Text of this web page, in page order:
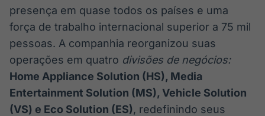
presença em quase todos os países e uma
força de trabalho internacional superior a 75 mil
pessoas. A companhia reorganizou suas
operações em quatro divisões de negócios:
Home Appliance Solution (HS), Media
Entertainment Solution (MS), Vehicle Solution
(VS) e Eco Solution (ES), redefinindo seus